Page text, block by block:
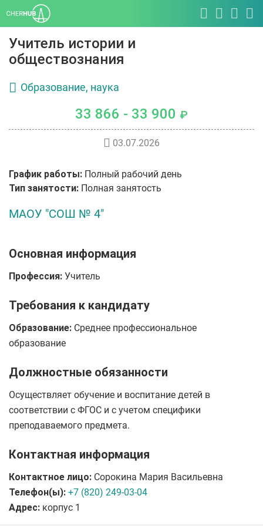
Учитель истории и
обществознания
Образование, наука
33 866 - 33 900 ₽
03.07.2026
График работы: Полный рабочий день
Тип занятости: Полная занятость
МАОУ "СОШ № 4"
Основная информация
Профессия: Учитель
Требования к кандидату
Образование: Среднее профессиональное
образование
Должностные обязанности
Осуществляет обучение и воспитание детей в
соответствии с ФГОС и с учетом специфики
преподаваемого предмета.
Контактная информация
Контактное лицо: Сорокина Мария Васильевна
Телефон(ы): +7 (820) 249-03-04
Адрес: корпус 1